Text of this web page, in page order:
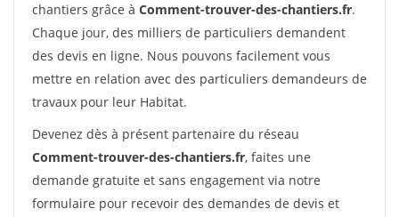
chantiers grâce à Comment-trouver-des-chantiers.fr.
Chaque jour, des milliers de particuliers demandent
des devis en ligne. Nous pouvons facilement vous
mettre en relation avec des particuliers demandeurs de
travaux pour leur Habitat.
Devenez dès à présent partenaire du réseau
Comment-trouver-des-chantiers.fr, faites une
demande gratuite et sans engagement via notre
formulaire pour recevoir des demandes de devis et